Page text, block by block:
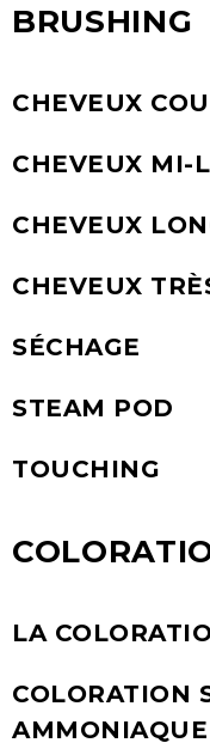
BRUSHING
CHEVEUX
CHEVEUX MI-
CHEVEUX
CHEVEUX
SÉCHAGE
STEAM POD
TOUCHING
LA
COLORATION
AMMONIAQUE